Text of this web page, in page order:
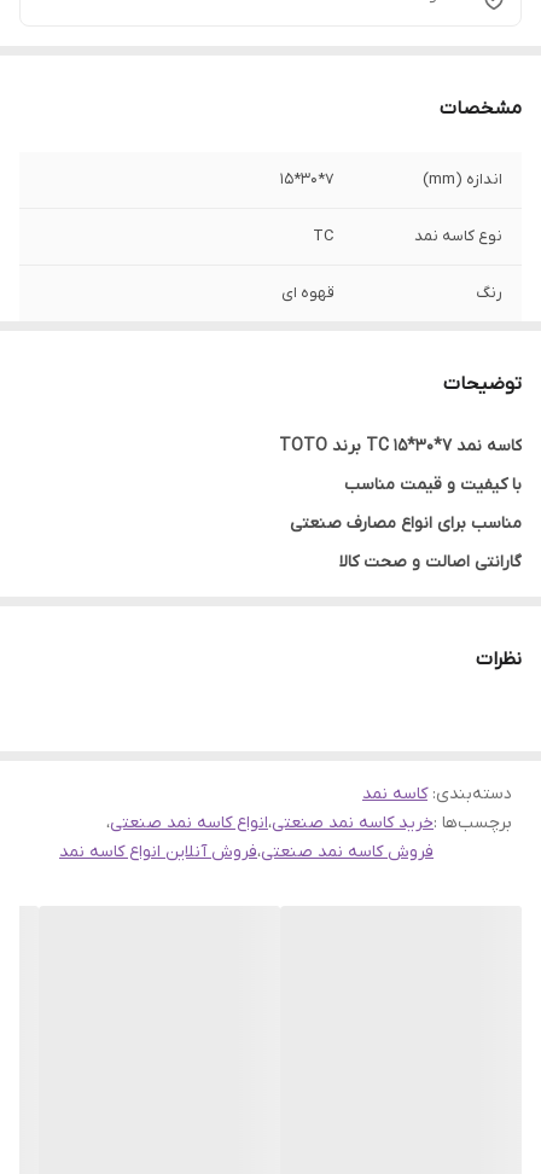
مشخصات
اندازه (mm) 7*30*15
نوع کاسه نمد TC
رنگ قهوه ای
توضیحات
کاسه نمد 7*30*15 TC برند TOTO
با کیفیت و قیمت مناسب
مناسب برای انواع مصارف صنعتی
گارانتی اصالت و صحت کالا
نظرات
دسته‌بندی:کاسه نمد
برچسب‌ها :خرید کاسه نمد صنعتی،انواع کاسه نمد صنعتی،
فروش کاسه نمد صنعتی،فروش آنلاین انواع کاسه نمد